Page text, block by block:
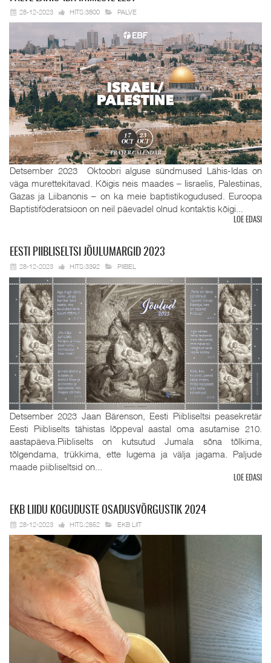
28-12-2023 HITS:3800 PALVE
Detsember 2023 Oktoobri alguse sündmused Lähis-Idas on
väga murettekitavad. Kõigis neis maades – Iisraelis, Palestiinas,
Gazas ja Liibanonis – on ka meie baptistikogudused. Euroopa
Baptistiföderatsioon on neil päevadel olnud kontaktis kõigi...
LOE EDASI
EESTI PIIBLISELTSI JÕULUMARGID 2023
28-12-2023 HITS:3392 PIIBEL
Detsember 2023 Jaan Bärenson, Eesti Piibliseltsi peasekretär
Eesti Piibliselts tähistas lõppeval aastal oma asutamise 210.
aastapäeva.Piibliselts on kutsutud Jumala sõna tõlkima,
tõlgendama, trükkima, ette lugema ja välja jagama. Paljude
maade piibliseltsid on...
LOE EDASI
EKB LIIDU KOGUDUSTE OSADUSVÕRGUSTIK 2024
28-12-2023 HITS:2852 EKB LIIT